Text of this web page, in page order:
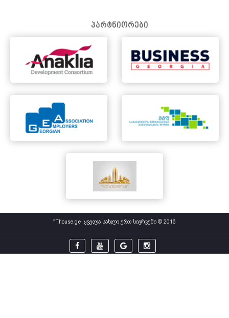
პარტნიორები
“Thouse.ge” ყველა სახლი ერთ სივრცეში © 2016
   